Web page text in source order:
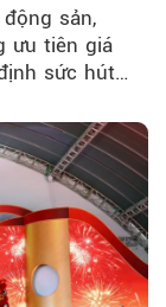
sản,
ưu tiên giá
sức hút